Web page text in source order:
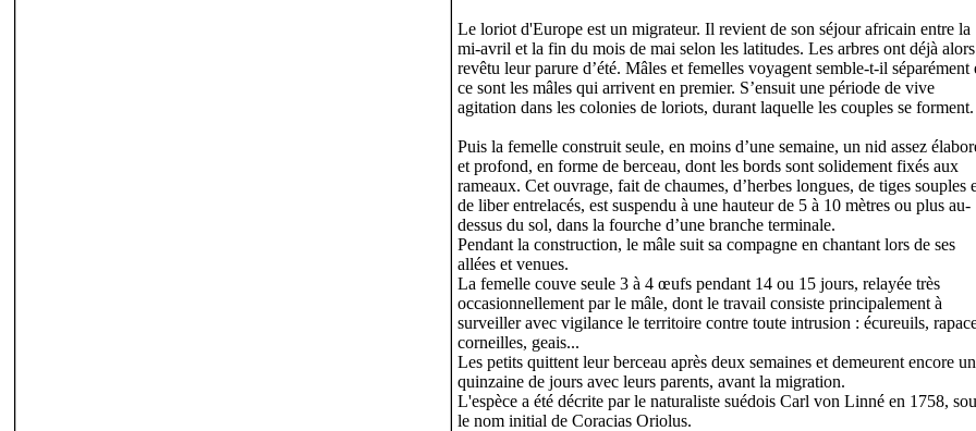
Le loriot d'Europe est un migrateur. Il revient de son séjour africain entre la
mi-avril et la fin du mois de mai selon les latitudes. Les arbres ont déjà alors
revêtu leur parure d’été. Mâles et femelles voyagent semble-t-il séparément
ce sont les mâles qui arrivent en premier. S’ensuit une période de vive
agitation dans les colonies de loriots, durant laquelle les couples se forment.
Puis la femelle construit seule, en moins d’une semaine, un nid assez
et profond, en forme de berceau, dont les bords sont solidement fixés aux
rameaux. Cet ouvrage, fait de chaumes, d’herbes longues, de tiges souples
de liber entrelacés, est suspendu à une hauteur de 5 à 10 mètres ou plus au-
dessus du sol, dans la fourche d’une branche terminale.
Pendant la construction, le mâle suit sa compagne en chantant lors de ses
allées et venues.
La femelle couve seule 3 à 4 œufs pendant 14 ou 15 jours, relayée très
occasionnellement par le mâle, dont le travail consiste principalement à
surveiller avec vigilance le territoire contre toute intrusion : écureuils,
corneilles, geais...
Les petits quittent leur berceau après deux semaines et demeurent encore
quinzaine de jours avec leurs parents, avant la migration.
L'espèce a été décrite par le naturaliste suédois Carl von Linné en 1758,
le nom initial de Coracias Oriolus.